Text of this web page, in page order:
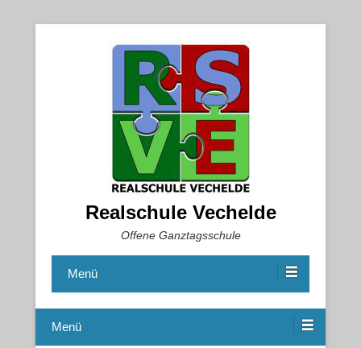
Realschule Vechelde
Offene Ganztagsschule
Menü
Menü